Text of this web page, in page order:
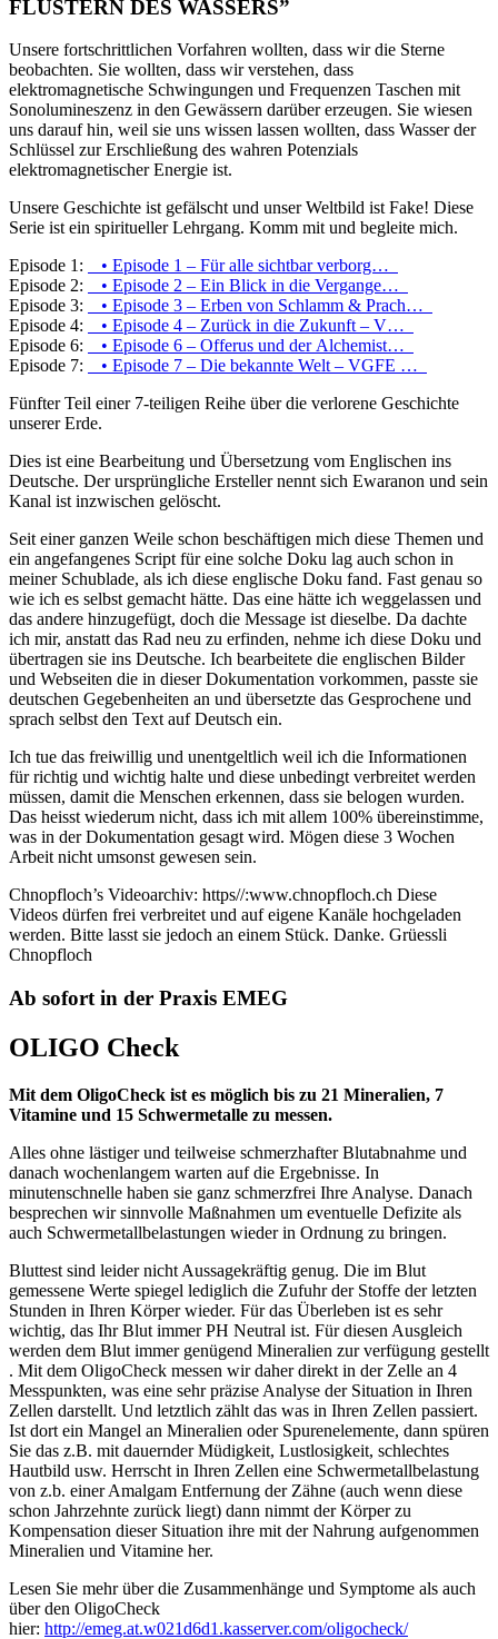
FLÜSTERN DES WASSERS”
Unsere fortschrittlichen Vorfahren wollten, dass wir die Sterne
beobachten. Sie wollten, dass wir verstehen, dass
elektromagnetische Schwingungen und Frequenzen Taschen mit
Sonolumineszenz in den Gewässern darüber erzeugen. Sie wiesen
uns darauf hin, weil sie uns wissen lassen wollten, dass Wasser der
Schlüssel zur Erschließung des wahren Potenzials
elektromagnetischer Energie ist.
Unsere Geschichte ist gefälscht und unser Weltbild ist Fake! Diese
Serie ist ein spiritueller Lehrgang. Komm mit und begleite mich.
Episode 1:
• Episode 1 – Für alle sichtbar verborg…
Episode 2:
• Episode 2 – Ein Blick in die Vergange…
Episode 3:
• Episode 3 – Erben von Schlamm & Prach…
Episode 4:
• Episode 4 – Zurück in die Zukunft – V…
Episode 6:
• Episode 6 – Offerus und der Alchemist…
Episode 7:
• Episode 7 – Die bekannte Welt – VGFE …
Fünfter Teil einer 7-teiligen Reihe über die verlorene Geschichte
unserer Erde.
Dies ist eine Bearbeitung und Übersetzung vom Englischen ins
Deutsche. Der ursprüngliche Ersteller nennt sich Ewaranon und sein
Kanal ist inzwischen gelöscht.
Seit einer ganzen Weile schon beschäftigen mich diese Themen und
ein angefangenes Script für eine solche Doku lag auch schon in
meiner Schublade, als ich diese englische Doku fand. Fast genau so
wie ich es selbst gemacht hätte. Das eine hätte ich weggelassen und
das andere hinzugefügt, doch die Message ist dieselbe. Da dachte
ich mir, anstatt das Rad neu zu erfinden, nehme ich diese Doku und
übertragen sie ins Deutsche. Ich bearbeitete die englischen Bilder
und Webseiten die in dieser Dokumentation vorkommen, passte sie
deutschen Gegebenheiten an und übersetzte das Gesprochene und
sprach selbst den Text auf Deutsch ein.
Ich tue das freiwillig und unentgeltlich weil ich die Informationen
für richtig und wichtig halte und diese unbedingt verbreitet werden
müssen, damit die Menschen erkennen, dass sie belogen wurden.
Das heisst wiederum nicht, dass ich mit allem 100% übereinstimme,
was in der Dokumentation gesagt wird. Mögen diese 3 Wochen
Arbeit nicht umsonst gewesen sein.
Chnopfloch’s Videoarchiv: https//:www.chnopfloch.ch Diese
Videos dürfen frei verbreitet und auf eigene Kanäle hochgeladen
werden. Bitte lasst sie jedoch an einem Stück. Danke. Grüessli
Chnopfloch
Ab sofort in der Praxis EMEG
OLIGO Check
Mit dem OligoCheck ist es möglich bis zu 21 Mineralien, 7
Vitamine und 15 Schwermetalle zu messen.
Alles ohne lästiger und teilweise schmerzhafter Blutabnahme und
danach wochenlangem warten auf die Ergebnisse. In
minutenschnelle haben sie ganz schmerzfrei Ihre Analyse. Danach
besprechen wir sinnvolle Maßnahmen um eventuelle Defizite als
auch Schwermetallbelastungen wieder in Ordnung zu bringen.
Bluttest sind leider nicht Aussagekräftig genug. Die im Blut
gemessene Werte spiegel lediglich die Zufuhr der Stoffe der letzten
Stunden in Ihren Körper wieder. Für das Überleben ist es sehr
wichtig, das Ihr Blut immer PH Neutral ist. Für diesen Ausgleich
werden dem Blut immer genügend Mineralien zur verfügung gestellt
. Mit dem OligoCheck messen wir daher direkt in der Zelle an 4
Messpunkten, was eine sehr präzise Analyse der Situation in Ihren
Zellen darstellt. Und letztlich zählt das was in Ihren Zellen passiert.
Ist dort ein Mangel an Mineralien oder Spurenelemente, dann spüren
Sie das z.B. mit dauernder Müdigkeit, Lustlosigkeit, schlechtes
Hautbild usw. Herrscht in Ihren Zellen eine Schwermetallbelastung
von z.b. einer Amalgam Entfernung der Zähne (auch wenn diese
schon Jahrzehnte zurück liegt) dann nimmt der Körper zu
Kompensation dieser Situation ihre mit der Nahrung aufgenommen
Mineralien und Vitamine her.
Lesen Sie mehr über die Zusammenhänge und Symptome als auch
über den OligoCheck
hier: http://emeg.at.w021d6d1.kasserver.com/oligocheck/